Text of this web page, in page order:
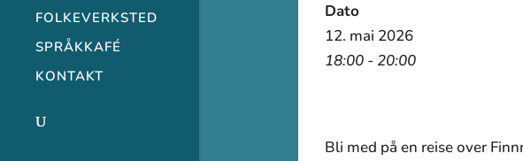
FOLKEVERKSTED
SPRÅKKAFÉ
KONTAKT
Dato
12. mai 2026
18:00 - 20:00
Bli med på en reise over